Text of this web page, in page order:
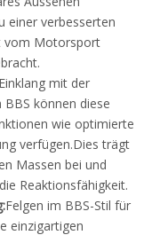
einer verbesserten
vom Motorsport
mit der
können diese
wie optimierte
verfügen.Dies trägt
Massen bei und
Reaktionsfähigkeit.
Felgen im BBS-Stil für
einzigartigen